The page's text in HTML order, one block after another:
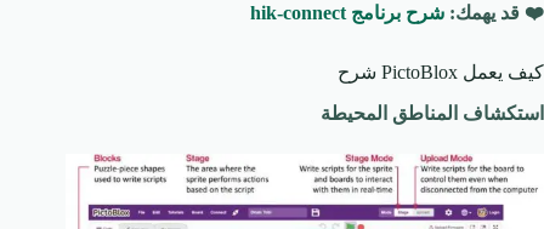
❤️ قد يهمك: شرح برنامج hik-connect
كيف يعمل PictoBlox شرح
استكشاف المناطق المحيطة